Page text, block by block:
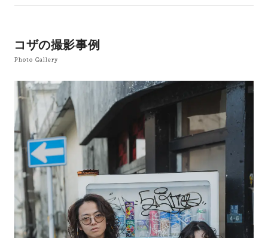
コザの撮影事例
Photo Gallery